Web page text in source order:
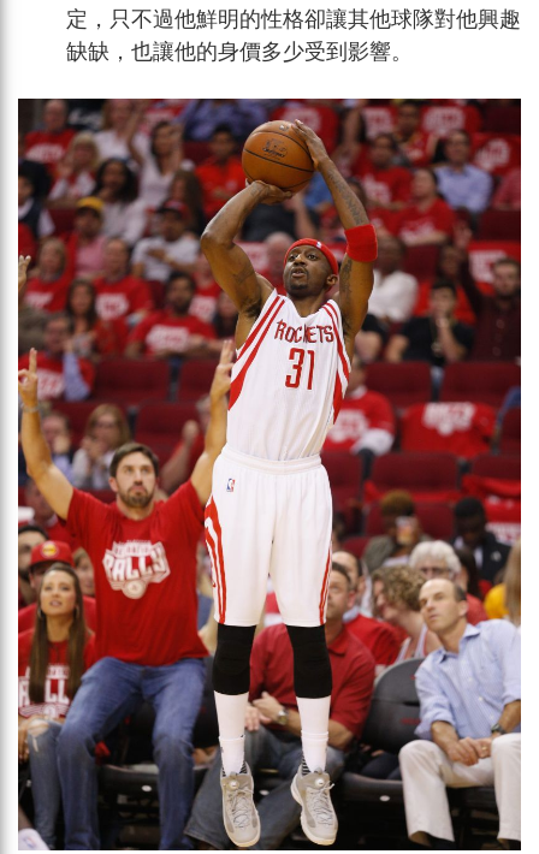
定，只不過他鮮明的性格卻讓其他球隊對他興趣
缺缺，也讓他的身價多少受到影響。